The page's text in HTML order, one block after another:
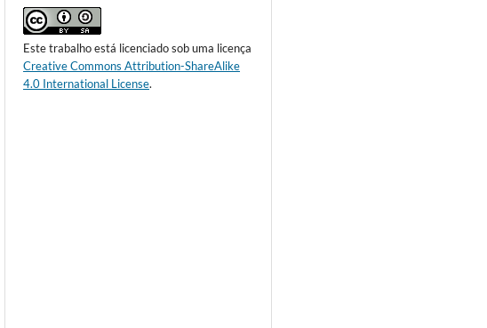
Este trabalho está licenciado sob uma licença
Creative Commons Attribution-ShareAlike
4.0 International License.